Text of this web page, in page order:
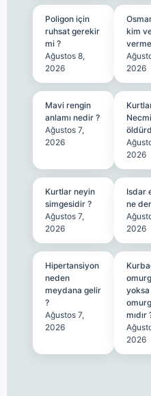
Poligon için
ruhsat gerekir
mi ?
Ağustos 8,
2026
kim
2026
Mavi rengin
anlamı nedir ?
Ağustos 7,
2026
2026
Kurtlar neyin
simgesidir ?
Ağustos 7,
2026
Isdar
ne
2026
Hipertansiyon
neden
meydana gelir
?
Ağustos 7,
2026
yoksa
mıdır
2026